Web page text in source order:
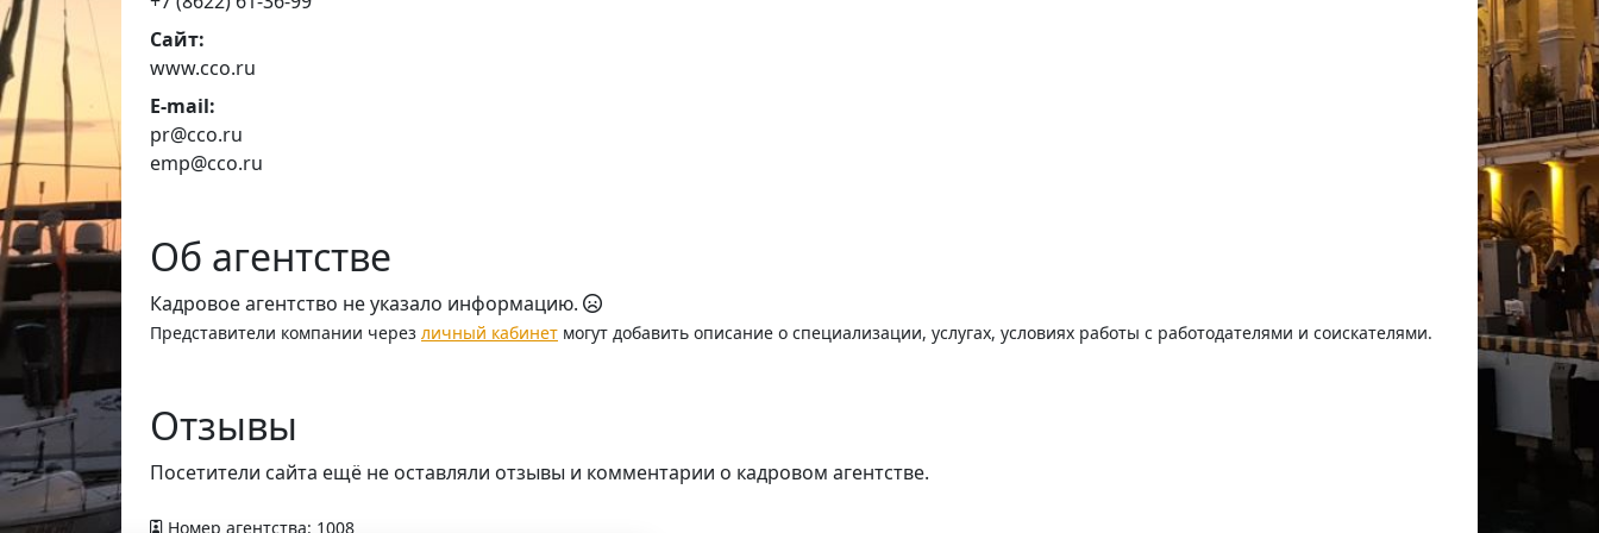
Сайт:
www.cco.ru
E-mail:
pr@cco.ru
emp@cco.ru
Об агентстве
Кадровое агентство не указало информацию.
Представители компании через личный кабинет могут добавить описание о специализации, услугах, условиях работы с работодателями и соискателями.
Отзывы
Посетители сайта ещё не оставляли отзывы и комментарии о кадровом агентстве.
Номер агентства: 1008